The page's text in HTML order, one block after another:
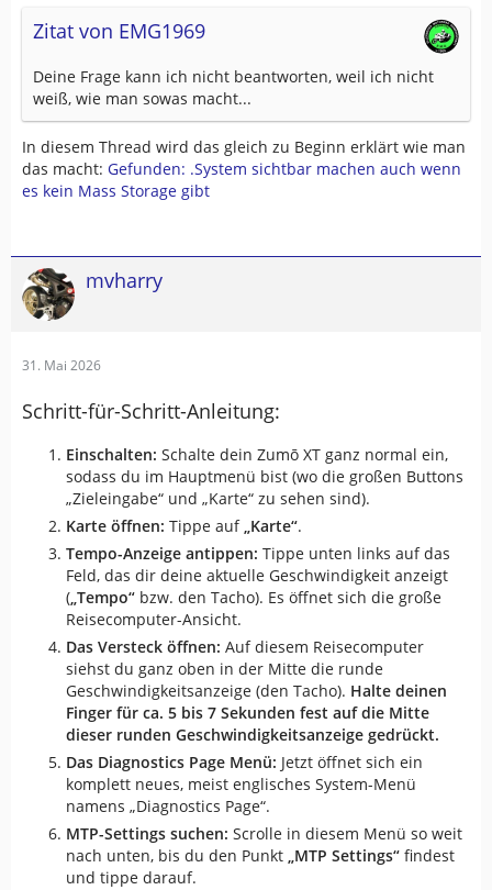
Zitat von EMG1969
Deine Frage kann ich nicht beantworten, weil ich nicht
weiß, wie man sowas macht...
In diesem Thread wird das gleich zu Beginn erklärt wie man
das macht: Gefunden: .System sichtbar machen auch wenn
es kein Mass Storage gibt
mvharry
31. Mai 2026
Schritt-für-Schritt-Anleitung:
Einschalten: Schalte dein Zumō XT ganz normal ein,
sodass du im Hauptmenü bist (wo die großen Buttons
„Zieleingabe“ und „Karte“ zu sehen sind).
Karte öffnen: Tippe auf„Karte“.
Tempo-Anzeige antippen: Tippe unten links auf das
Feld, das dir deine aktuelle Geschwindigkeit anzeigt
(„Tempo“ bzw. den Tacho). Es öffnet sich die große
Reisecomputer-Ansicht.
Das Versteck öffnen: Auf diesem Reisecomputer
siehst du ganz oben in der Mitte die runde
Geschwindigkeitsanzeige (den Tacho). Halte deinen
Finger für ca. 5 bis 7 Sekunden fest auf die Mitte
dieser runden Geschwindigkeitsanzeige gedrückt.
Das Diagnostics Page Menü: Jetzt öffnet sich ein
komplett neues, meist englisches System-Menü
namens „Diagnostics Page“.
MTP-Settings suchen: Scrolle in diesem Menü so weit
nach unten, bis du den Punkt „MTP Settings“ findest
und tippe darauf.